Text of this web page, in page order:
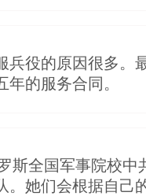
兵役的原因很多。
的服务合同。
斯全国军事院校
。她们会根据自己